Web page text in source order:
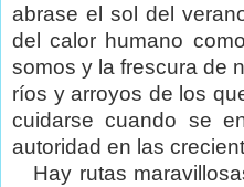
abrase el sol del
del calor humano
somos y la frescura de
ríos y arroyos de los
cuidarse cuando se
autoridad en las
Hay rutas